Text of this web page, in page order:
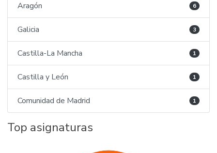
Aragón 6
Galicia 3
Castilla-La Mancha 1
Castilla y León 1
Comunidad de Madrid 1
Top asignaturas